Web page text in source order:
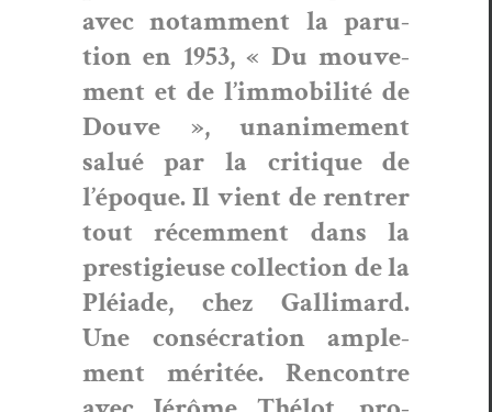
avec notam­ment la paru­
tion en 1953, « Du mou­ve­
ment et de l’immobilité de
Dou­ve », unanime­ment
salué par la cri­tique de
l’époque. Il vient de ren­tr­er
tout récem­ment dans la
pres­tigieuse col­lec­tion de la
Pléi­ade, chez Gal­li­mard.
Une con­sécra­tion ample­
ment méritée. Ren­con­tre